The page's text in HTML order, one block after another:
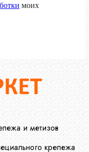
моих
и метизов
крепежа